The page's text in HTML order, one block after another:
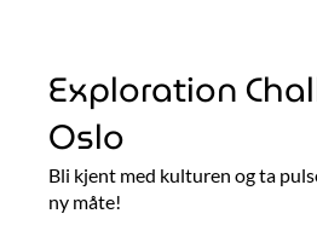
Exploration
Oslo
Bli kjent med kulturen og ta
ny måte!